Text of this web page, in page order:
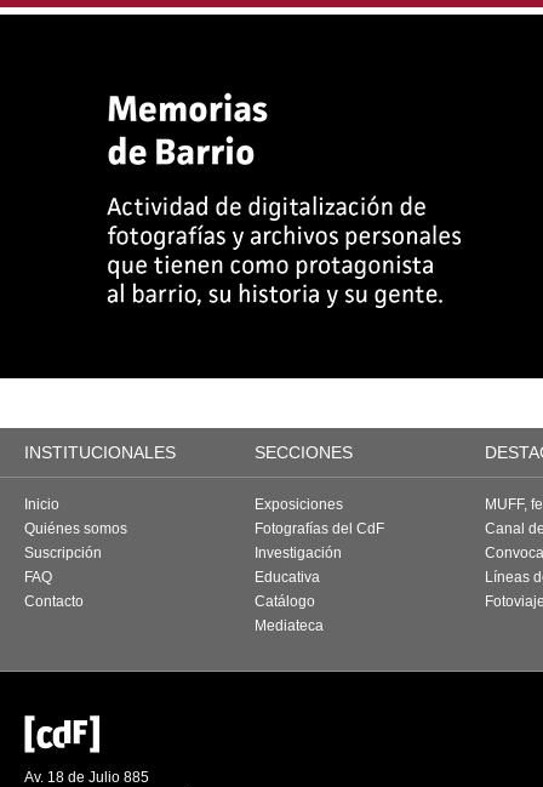
INSTITUCIONALES SECCIONES
Inicio
Quiénes somos
Suscripción
FAQ
Contacto
Exposiciones
Fotografías del CdF
Investigación
Educativa
Catálogo
Mediateca
MUFF,
Canal
Líneas
Av. 18 de Julio 885